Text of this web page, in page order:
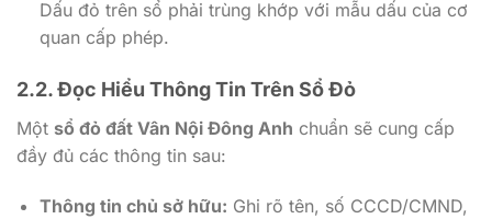
Dấu đỏ trên sổ phải trùng khớp với mẫu dấu của cơ
quan cấp phép.
2.2. Đọc Hiểu Thông Tin Trên Sổ Đỏ
Một sổ đỏ đất Vân Nội Đông Anh chuẩn sẽ cung cấp
đầy đủ các thông tin sau:
Thông tin chủ sở hữu: Ghi rõ tên, số CCCD/CMND,